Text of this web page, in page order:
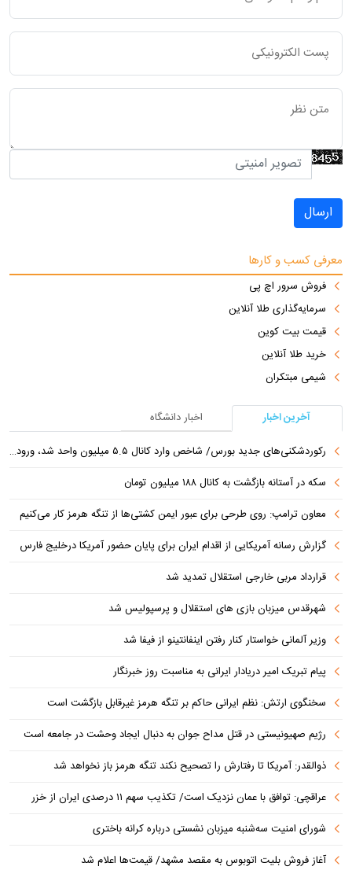
ارسال
معرفی کسب و کارها
فروش سرور اچ پی
سرمایه‌گذاری طلا آنلاین
قیمت بیت کوین
خرید طلا آنلاین
شیمی مبتکران
آخرین اخبار
اخبار دانشگاه
رکوردشکنی‌های جدید بورس/ شاخص وارد کانال ۵.۵ میلیون واحد شد، ورود ۹ همت پول حقیقی
سکه در آستانه بازگشت به کانال ۱۸۸ میلیون تومان
معاون ترامپ: روی طرحی برای عبور ایمن کشتی‌ها از تنگه هرمز کار می‌کنیم
گزارش رسانه آمریکایی از اقدام ایران برای پایان حضور آمریکا درخلیج فارس
قرارداد مربی خارجی استقلال تمدید شد
شهرقدس میزبان بازی های استقلال و پرسپولیس شد
وزیر آلمانی خواستار کنار رفتن اینفانتینو از فیفا شد
پیام تبریک امیر دریادار ایرانی به مناسبت روز خبرنگار
سخنگوی ارتش: نظم ایرانی حاکم بر تنگه هرمز غیرقابل بازگشت است
رژیم صهیونیستی در قتل مداح جوان به دنبال ایجاد وحشت در جامعه است
ذوالقدر: آمریکا تا رفتارش را تصحیح نکند تنگه هرمز باز نخواهد شد
عراقچی: توافق با عمان نزدیک است/ تکذیب سهم ۱۱ درصدی ایران از خزر
شورای امنیت سه‌شنبه میزبان نشستی درباره کرانه باختری
آغاز فروش بلیت اتوبوس به مقصد مشهد/ قیمت‌ها اعلام شد